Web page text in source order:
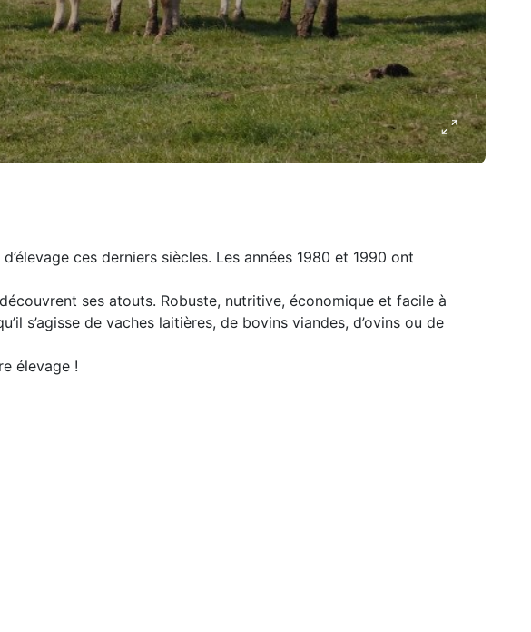
ces derniers siècles. Les années 1980 et 1990 ont
ses atouts. Robuste, nutritive, économique et facile à
s’agisse de vaches laitières, de bovins viandes, d’ovins ou de
élevage !